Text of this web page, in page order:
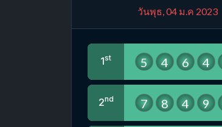
วันพุธ, 04 ม.ค 2023
1st 5 4 6 4
2nd 7 8 4 9